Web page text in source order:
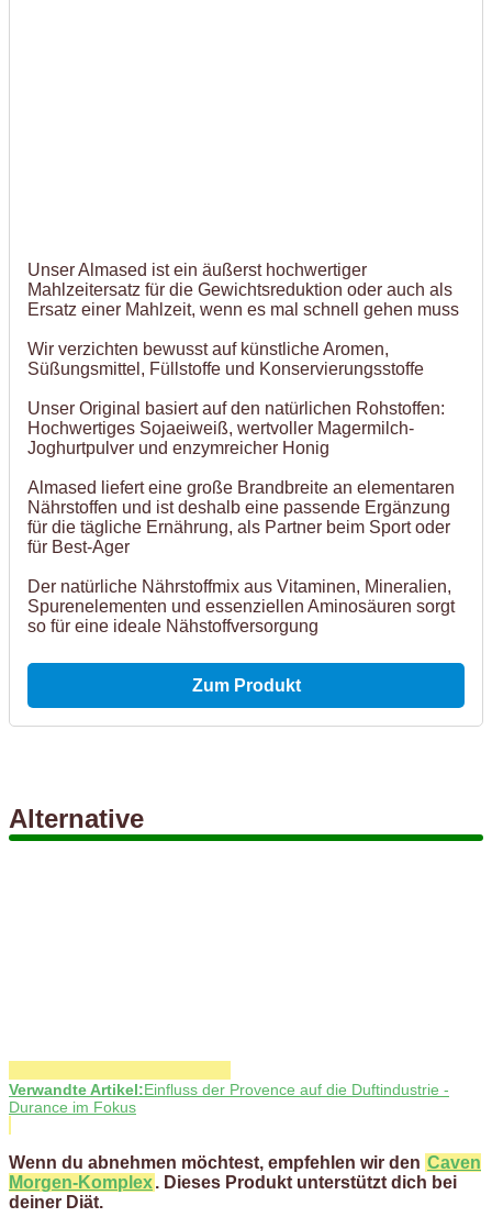
Unser Almased ist ein äußerst hochwertiger
Mahlzeitersatz für die Gewichtsreduktion oder auch als
Ersatz einer Mahlzeit, wenn es mal schnell gehen muss
Wir verzichten bewusst auf künstliche Aromen,
Süßungsmittel, Füllstoffe und Konservierungsstoffe
Unser Original basiert auf den natürlichen Rohstoffen:
Hochwertiges Sojaeiweiß, wertvoller Magermilch-
Joghurtpulver und enzymreicher Honig
Almased liefert eine große Brandbreite an elementaren
Nährstoffen und ist deshalb eine passende Ergänzung
für die tägliche Ernährung, als Partner beim Sport oder
für Best-Ager
Der natürliche Nährstoffmix aus Vitaminen, Mineralien,
Spurenelementen und essenziellen Aminosäuren sorgt
so für eine ideale Nähstoffversorgung
Zum Produkt
Alternative
Verwandte Artikel:Einfluss der Provence auf die Duftindustrie -
Durance im Fokus
Wenn du abnehmen möchtest, empfehlen wir den Caven
Morgen-Komplex. Dieses Produkt unterstützt dich bei
deiner Diät.